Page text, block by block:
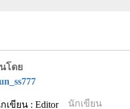
โดย
นักเขียน